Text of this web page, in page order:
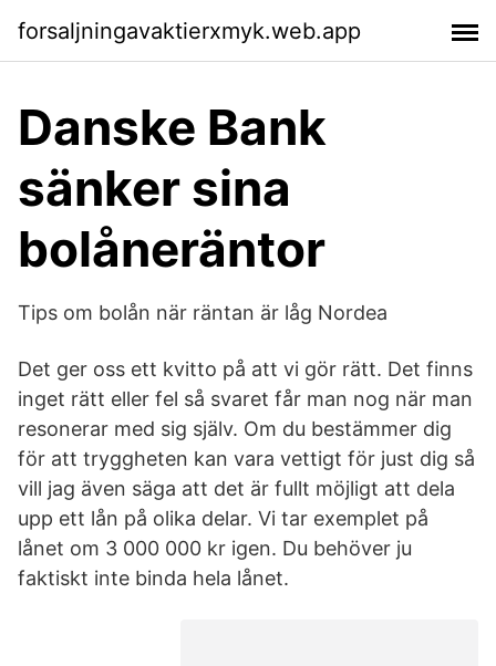
forsaljningavaktierxmyk.web.app
Danske Bank
sänker sina
bolåneräntor
Tips om bolån när räntan är låg Nordea
Det ger oss ett kvitto på att vi gör rätt. Det finns
inget rätt eller fel så svaret får man nog när man
resonerar med sig själv. Om du bestämmer dig
för att tryggheten kan vara vettigt för just dig så
vill jag även säga att det är fullt möjligt att dela
upp ett lån på olika delar. Vi tar exemplet på
lånet om 3 000 000 kr igen. Du behöver ju
faktiskt inte binda hela lånet.